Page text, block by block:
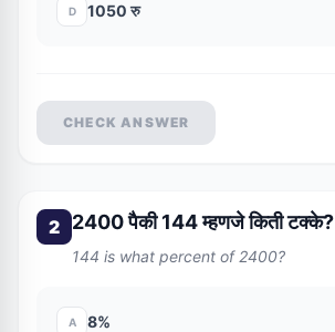
D 1050 रु
CHECK ANSWER
2 2400 पैकी 144 म्हणजे किती टक्के?
144 is what percent of 2400?
A 8%